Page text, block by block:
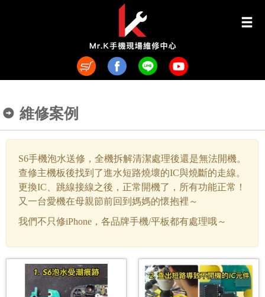
維修案例
S6手機泡水送修，全機拆解清潔處理後還是無法開機。
查修主機板後找到了進水短路燒壞的IC與燒斷的走線。
更換IC、跳線接線之後，正常開機了，所有功能正常！
又一台愛機在母親節前回到媽媽的懷抱裡～
我們不只修iPhone，各品牌手機/平板都有處理哦～